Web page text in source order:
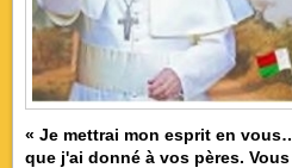
« Je mettrai mon esprit en
que j'ai donné à vos pères.